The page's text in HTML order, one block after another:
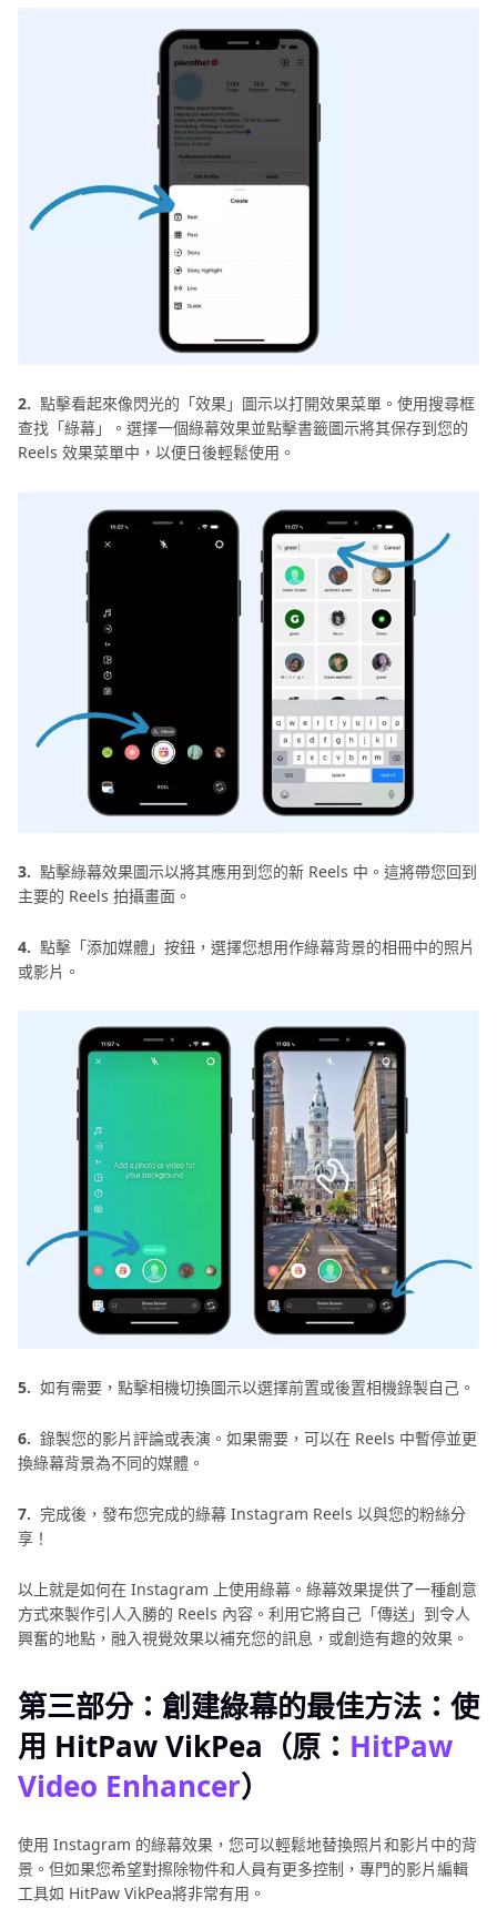
2. 點擊看起來像閃光的「效果」圖示以打開效果菜單。使用搜尋框
查找「綠幕」。選擇一個綠幕效果並點擊書籤圖示將其保存到您的
Reels 效果菜單中，以便日後輕鬆使用。
3. 點擊綠幕效果圖示以將其應用到您的新 Reels 中。這將帶您回到
主要的 Reels 拍攝畫面。
4. 點擊「添加媒體」按鈕，選擇您想用作綠幕背景的相冊中的照片
或影片。
5. 如有需要，點擊相機切換圖示以選擇前置或後置相機錄製自己。
6. 錄製您的影片評論或表演。如果需要，可以在 Reels 中暫停並更
換綠幕背景為不同的媒體。
7. 完成後，發布您完成的綠幕 Instagram Reels 以與您的粉絲分
享！
以上就是如何在 Instagram 上使用綠幕。綠幕效果提供了一種創意
方式來製作引人入勝的 Reels 內容。利用它將自己「傳送」到令人
興奮的地點，融入視覺效果以補充您的訊息，或創造有趣的效果。
第三部分：創建綠幕的最佳方法：使
用 HitPaw VikPea（原： HitPaw
Video Enhancer）
使用 Instagram 的綠幕效果，您可以輕鬆地替換照片和影片中的背
景。但如果您希望對擦除物件和人員有更多控制，專門的影片編輯
工具如 HitPaw VikPea將非常有用。